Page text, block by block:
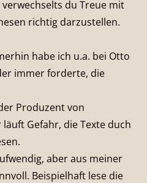
du Treue mit
richtig darzustellen.
habe ich u.a. bei Otto
immer forderte, die
Produzent von
Gefahr, die Texte duch
aber aus meiner
Beispielhaft lese die